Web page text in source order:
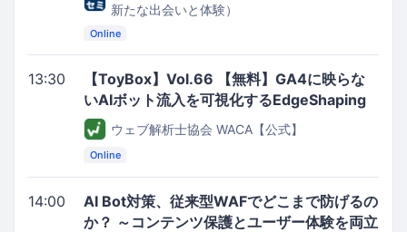
新たな出会いと体験）
Online
13:30
【ToyBox】Vol.66 【無料】GA4に映らな
いAIボット流入を可視化するEdgeShaping
ウェブ解析士協会 WACA【公式】
Online
14:00
AI Bot対策、従来型WAFでどこまで防げるの
か？ ～コンテンツ保護とユーザー体験を両立